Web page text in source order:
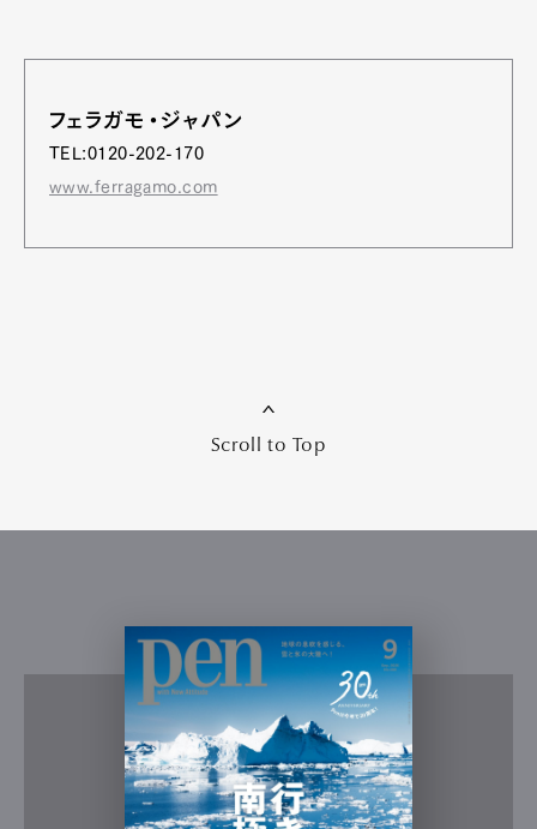
フェラガモ・ジャパン
TEL:0120-202-170
www.ferragamo.com
Scroll to Top